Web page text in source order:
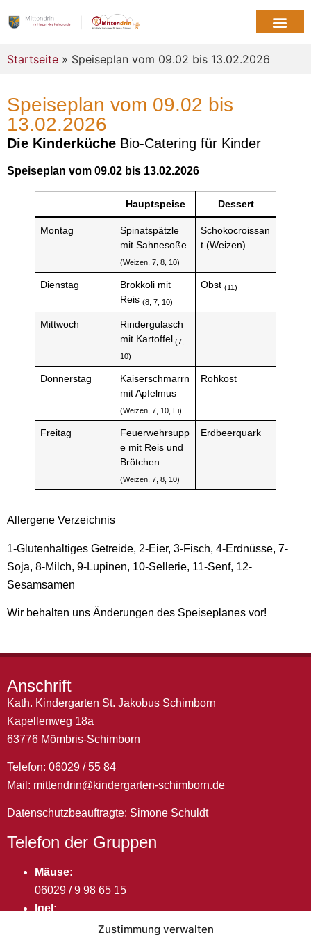
Zustimmung verwalten
Startseite » Speiseplan vom 09.02 bis 13.02.2026
Speiseplan vom 09.02 bis
13.02.2026
Die Kinderküche Bio-Catering für Kinder
Speiseplan vom 09.02 bis 13.02.2026
Hauptspeise Dessert
Montag
Spinatspätzle
mit Sahnesoße
(Weizen, 7, 8, 10)
Schokocroissan
t (Weizen)
Dienstag
Brokkoli mit
Reis(8, 7, 10)
Obst(11)
Mittwoch
Rindergulasch
mit Kartoffel (7,
10)
Donnerstag
Kaiserschmarrn
mit Apfelmus
(Weizen, 7, 10, Ei)
Rohkost
Freitag
Feuerwehrsupp
e mit Reis und
Brötchen
(Weizen, 7, 8, 10)
Erdbeerquark
Allergene Verzeichnis
1-Glutenhaltiges Getreide, 2-Eier, 3-Fisch, 4-Erdnüsse, 7-
Soja, 8-Milch, 9-Lupinen, 10-Sellerie, 11-Senf, 12-
Sesamsamen
Wir behalten uns Änderungen des Speiseplanes vor!
Anschrift
Kath. Kindergarten St. Jakobus Schimborn
Kapellenweg 18a
63776 Mömbris-Schimborn
Telefon: 06029 / 55 84
Mail: mittendrin@kindergarten-schimborn.de
Datenschutzbeauftragte: Simone Schuldt
Telefon der Gruppen
Mäuse:
06029 / 9 98 65 15
Igel:
06029 / 9 98 65 14